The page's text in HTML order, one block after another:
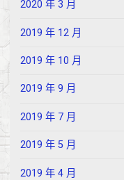
2020 年 3 月
2019 年 12 月
2019 年 10 月
2019 年 9 月
2019 年 7 月
2019 年 5 月
2019 年 4 月